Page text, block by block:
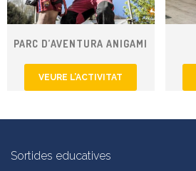
PARC D’AVENTURA ANIGAMI
VEURE L’ACTIVITAT
Sortides educatives